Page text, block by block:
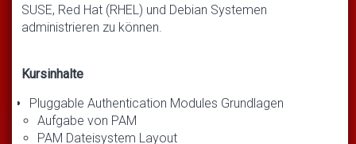
SUSE, Red Hat (RHEL) und Debian Systemen
administrieren zu können.
Kursinhalte
Pluggable Authentication Modules Grundlagen
Aufgabe von PAM
PAM Dateisystem Layout